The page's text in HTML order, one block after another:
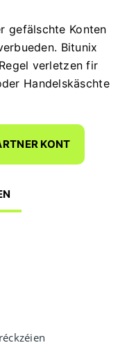
gefälschte Konten
Bitunix
verletzen fir
Handelskäschte
KONT